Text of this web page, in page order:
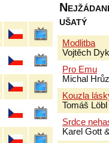
ušatý
Modlitba
Vojtěch Dyk
Pro Emu
Michal
Kouzla
Tomáš Löbl
Srdce
Karel Gott